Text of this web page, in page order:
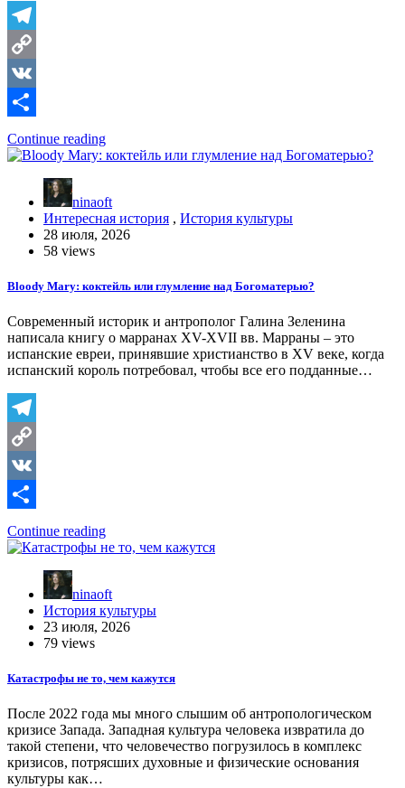
Telegram
Copy
Link
VK
Отправить
Continue reading
ninaoft
Интересная история , История культуры
28 июля, 2026
58 views
Bloody Mary: коктейль или глумление над Богоматерью?
Современный историк и антрополог Галина Зеленина
написала книгу о марранах XV-XVII вв. Марраны – это
испанские евреи, принявшие христианство в XV веке, когда
испанский король потребовал, чтобы все его подданные…
Telegram
Copy
Link
VK
Отправить
Continue reading
ninaoft
История культуры
23 июля, 2026
79 views
Катастрофы не то, чем кажутся
После 2022 года мы много слышим об антропологическом
кризисе Запада. Западная культура человека извратила до
такой степени, что человечество погрузилось в комплекс
кризисов, потрясших духовные и физические основания
культуры как…